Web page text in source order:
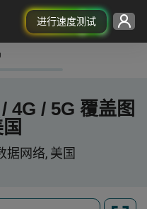
进行速度测试
4G / 5G 覆盖图
据网络, 美国